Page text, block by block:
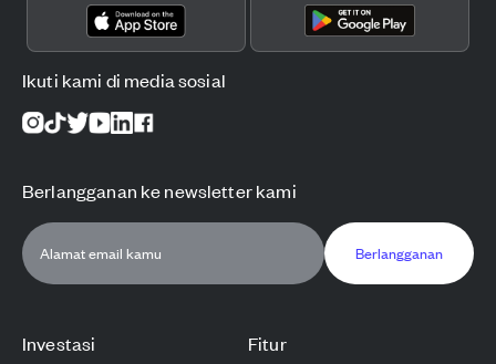
Investasi Fitur
Ikuti kami di media sosial
Berlangganan ke newsletter kami
Berlangganan